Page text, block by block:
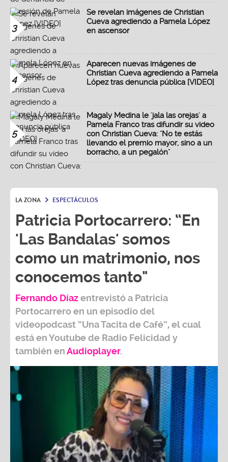
3
Se revelan imágenes de Christian
Cueva agrediendo a Pamela López
en ascensor
4
Aparecen nuevas imágenes de
Christian Cueva agrediendo a Pamela
López tras denuncia pública [VIDEO]
5
Magaly Medina le 'jala las orejas' a
Pamela Franco tras difundir su video
con Christian Cueva: "No te estás
llevando el premio mayor, sino a un
borracho, a un pegalón"
LA ZONA ESPECTÁCULOS
Patricia Portocarrero: “En
'Las Bandalas' somos
como un matrimonio, nos
conocemos tanto"
Fernando Díazentrevistó a Patricia
Portocarreroen un episodio del
videopodcast “Una Tacita de Café”, el cual
está en Youtube de Radio Felicidad y
también enAudioplayer.